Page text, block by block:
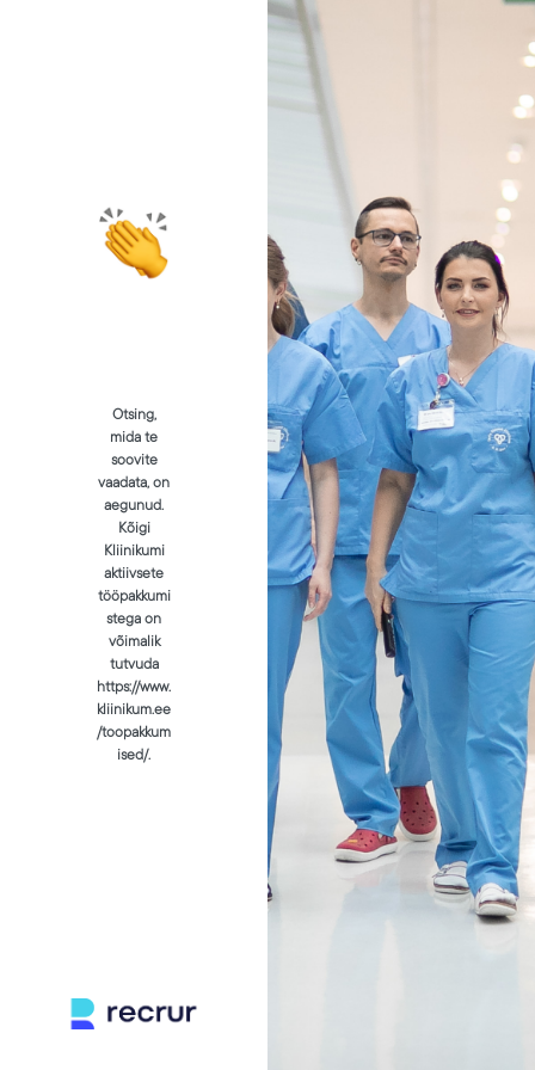
Otsing,
mida te
soovite
vaadata, on
aegunud.
Kõigi
Kliinikumi
aktiivsete
tööpakkumi
stega on
võimalik
tutvuda
https://www.
kliinikum.ee
/toopakkum
ised/.